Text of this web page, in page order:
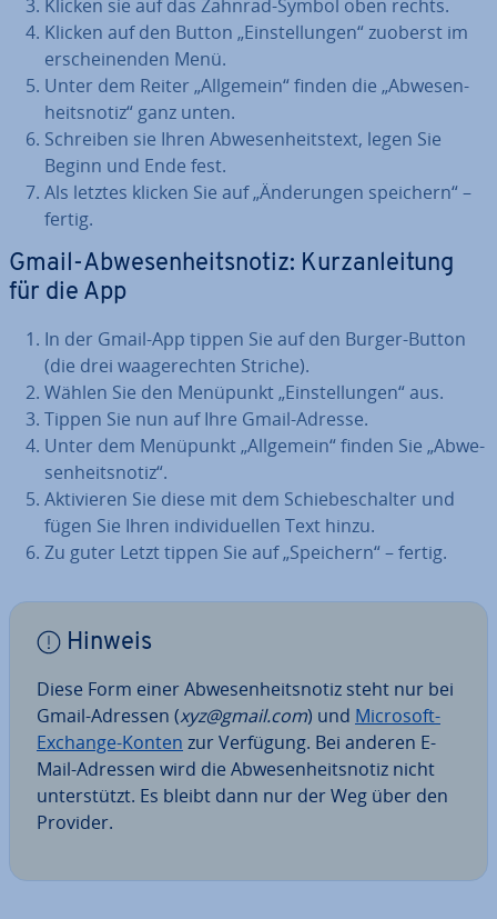
Klicken sie auf das Zahnrad-Symbol oben rechts.
Klicken auf den Button „Ein­stel­lun­gen“ zuoberst im
er­schei­nen­den Menü.
Unter dem Reiter „Allgemein“ finden die „Ab­we­sen­
heits­no­tiz“ ganz unten.
Schreiben sie Ihren Ab­we­sen­heits­text, legen Sie
Beginn und Ende fest.
Als letztes klicken Sie auf „Än­de­run­gen speichern“ –
fertig.
Gmail-Ab­we­sen­heits­no­tiz: Kurz­an­lei­tung
für die App
In der Gmail-App tippen Sie auf den Burger-Button
(die drei waa­ge­rech­ten Striche).
Wählen Sie den Menüpunkt „Ein­stel­lun­gen“ aus.
Tippen Sie nun auf Ihre Gmail-Adresse.
Unter dem Menüpunkt „Allgemein“ finden Sie „Ab­we­
sen­heits­no­tiz“.
Ak­ti­vie­ren Sie diese mit dem Schie­be­schal­ter und
fügen Sie Ihren in­di­vi­du­el­len Text hinzu.
Zu guter Letzt tippen Sie auf „Speichern“ – fertig.
Hinweis
Diese Form einer Ab­we­sen­heits­no­tiz steht nur bei
Gmail-Adressen (xyz@gmail.com) und Microsoft-
Exchange-Konten zur Verfügung. Bei anderen E-
Mail-Adressen wird die Ab­we­sen­heits­no­tiz nicht
un­ter­stützt. Es bleibt dann nur der Weg über den
Provider.